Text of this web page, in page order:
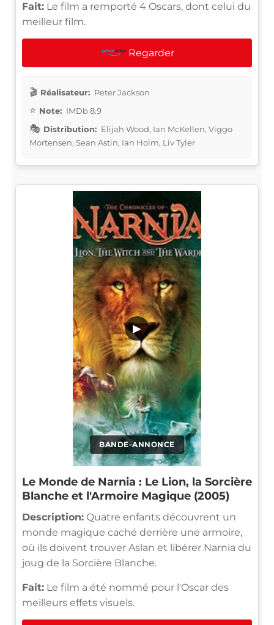
Fait: Le film a remporté 4 Oscars, dont celui du
meilleur film.
Regarder
Réalisateur: Peter Jackson
Note: IMDb 8.9
Distribution: Elijah Wood, Ian McKellen, Viggo
Mortensen, Sean Astin, Ian Holm, Liv Tyler
BANDE-ANNONCE
▶
Le Monde de Narnia : Le Lion, la Sorcière
Blanche et l'Armoire Magique (2005)
Description: Quatre enfants découvrent un
monde magique caché derrière une armoire,
où ils doivent trouver Aslan et libérer Narnia du
joug de la Sorcière Blanche.
Fait: Le film a été nommé pour l'Oscar des
meilleurs effets visuels.